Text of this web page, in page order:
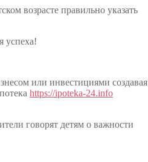
возрасте правильно указать
успеха!
или инвестициями создавая
https://ipoteka-24.info
говорят детям о важности